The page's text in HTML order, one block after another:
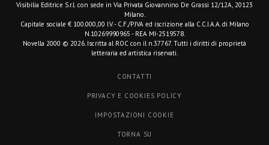
Visibilia Editrice S.r.l. con sede in Via Privata Giovannino De Grassi 12/12A, 20123
Milano.
Capitale sociale € 100.000,00 I.V. - C.F./P.IVA ed iscrizione alla C.C.I.A.A. di Milano
N.10269990965 - REA MI-2519578.
Novella 2000 © 2026. Iscritta al ROC con il n.37767. Tutti i diritti di proprietà
letteraria ed artistica riservati.
CONTATTI
PRIVACY E COOKIES POLICY
IMPOSTAZIONI COOKIE
TORNA SU